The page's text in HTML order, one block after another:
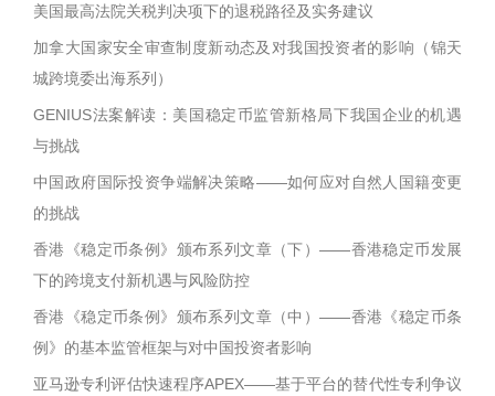
美国最高法院关税判决项下的退税路径及实务建议
加拿大国家安全审查制度新动态及对我国投资者的影响（锦天
城跨境委出海系列）
GENIUS法案解读：美国稳定币监管新格局下我国企业的机遇
与挑战
中国政府国际投资争端解决策略——如何应对自然人国籍变更
的挑战
香港《稳定币条例》颁布系列文章（下）——香港稳定币发展
下的跨境支付新机遇与风险防控
香港《稳定币条例》颁布系列文章（中）——香港《稳定币条
例》的基本监管框架与对中国投资者影响
亚马逊专利评估快速程序APEX——基于平台的替代性专利争议